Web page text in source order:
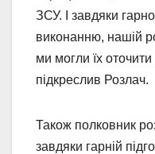
ЗСУ. І завдяки
виконанню, нашій
ми могли їх оточити
підкреслив Розлач.
Також полковник
завдяки гарній